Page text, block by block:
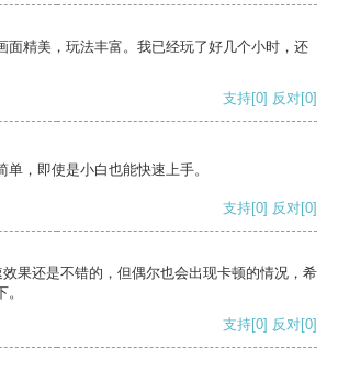
面精美，玩法丰富。我已经玩了好几个小时，还
支持[0] 反对[0]
，即使是小白也能快速上手。
支持[0] 反对[0]
果还是不错的，但偶尔也会出现卡顿的情况，希
支持[0] 反对[0]